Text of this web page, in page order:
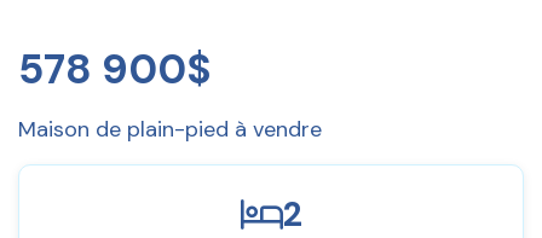
578 900$
Maison de plain-pied à vendre
2